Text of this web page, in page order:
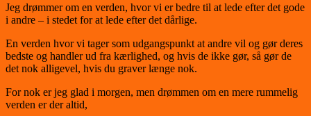
Jeg drømmer om en verden, hvor vi er bedre til at lede efter det gode
i andre – i stedet for at lede efter det dårlige.
En verden hvor vi tager som udgangspunkt at andre vil og gør deres
bedste og handler ud fra kærlighed, og hvis de ikke gør, så gør de
det nok alligevel, hvis du graver længe nok.
For nok er jeg glad i morgen, men drømmen om en mere rummelig
verden er der altid,